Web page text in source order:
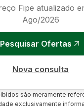
Fipe atualizado
Ago/2026
Pesquisar Ofertas
Nova consulta
são meramente
exclusivamente